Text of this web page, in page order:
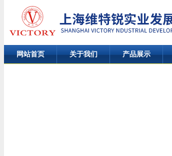
网站首页 关于我们 产品展示